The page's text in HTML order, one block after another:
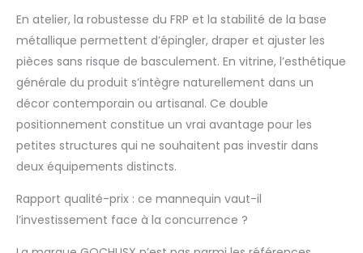
des magasins avec
différents styles de
décoration. Si vous
avez des questions
veuillez contacter le
service client par e-
mail
En atelier, la robustesse du FRP et la stabilité de la base
métallique permettent d’épingler, draper et ajuster les
pièces sans risque de basculement. En vitrine, l’esthétique
générale du produit s’intègre naturellement dans un
décor contemporain ou artisanal. Ce double
positionnement constitue un vrai avantage pour les
petites structures qui ne souhaitent pas investir dans
deux équipements distincts.
Rapport qualité-prix : ce mannequin vaut-il
l’investissement face à la concurrence ?